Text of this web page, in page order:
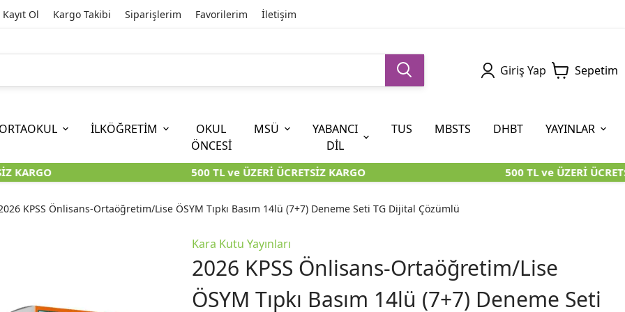
Kayıt Ol Kargo Takibi Siparişlerim Favorilerim İletişim
Giriş Yap Sepetim
11. SINIF
KARA KUTU KİTAPLARI
TYT
KARA KUTU KİTAPLARI
AYT
KARA KUTU KİTAPLARI
EĞİTİM BİLİMLERİ
KARA KUTU KİTAPLARI
LİSANS
KARA KUTU KİTAPLARI
ÖABT
ÖZGÜN ÜRÜNLER
ORTAOKUL
6. SINIF (İOKBS)
KARA KUTU KİTAPLARI
5. SINIF (İOKBS)
KARA KUTU KİTAPLARI
İLKÖĞRETİM
OKUL
ÖNCESİ
MSÜ
YABANCI
DİL
TUS MBSTS DHBT YAYINLAR
KARGO 500 TL ve ÜZERİ ÜCRETSİZ KARGO 500 TL ve ÜZERİ
KPSS Önlisans-Ortaöğretim/Lise ÖSYM Tıpkı Basım 14lü (7+7) Deneme Seti TG Dijital Çözümlü
Kara Kutu Yayınları
2026 KPSS Önlisans-Ortaöğretim/Lise
ÖSYM Tıpkı Basım 14lü (7+7) Deneme Seti